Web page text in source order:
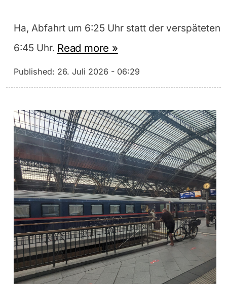
Ha, Abfahrt um 6:25 Uhr statt der verspäteten
6:45 Uhr. Read more »
Published: 26. Juli 2026 - 06:29